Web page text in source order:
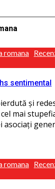
romana
sentimental
și
mai
asociați
romana